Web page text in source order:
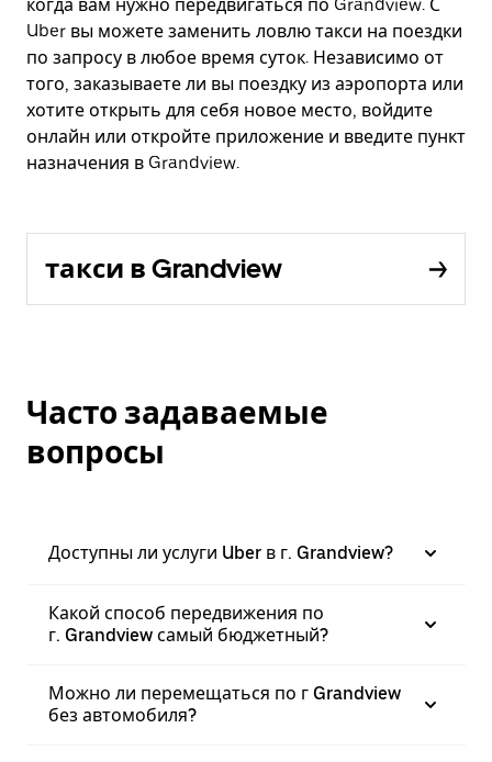
когда вам нужно передвигаться по Grandview. С
Uber вы можете заменить ловлю такси на поездки
по запросу в любое время суток. Независимо от
того, заказываете ли вы поездку из аэропорта или
хотите открыть для себя новое место, войдите
онлайн или откройте приложение и введите пункт
назначения в Grandview.
такси в Grandview
Часто задаваемые
вопросы
Доступны ли услуги Uber в г. Grandview?
Какой способ передвижения по
г. Grandview самый бюджетный?
Можно ли перемещаться по г Grandview
без автомобиля?